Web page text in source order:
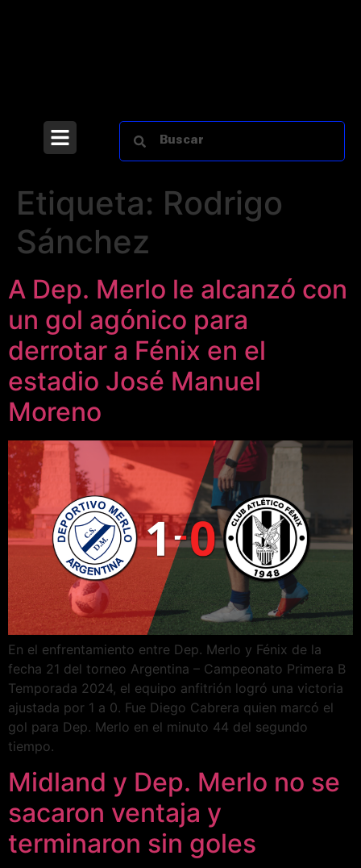
Etiqueta: Rodrigo
Sánchez
A Dep. Merlo le alcanzó con
un gol agónico para
derrotar a Fénix en el
estadio José Manuel
Moreno
En el enfrentamiento entre Dep. Merlo y Fénix de la
fecha 21 del torneo Argentina – Campeonato Primera B
Temporada 2024, el equipo anfitrión logró una victoria
ajustada por 1 a 0. Fue Diego Cabrera quien marcó el
gol para Dep. Merlo en el minuto 44 del segundo
tiempo.
Midland y Dep. Merlo no se
sacaron ventaja y
terminaron sin goles